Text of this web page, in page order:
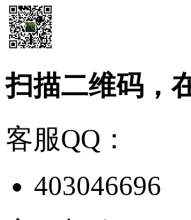
扫描二维码，
客服QQ：
403046696